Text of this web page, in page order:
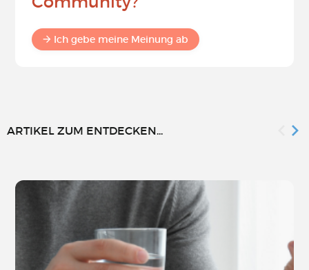
Ich gebe meine Meinung ab
ARTIKEL ZUM ENTDECKEN...